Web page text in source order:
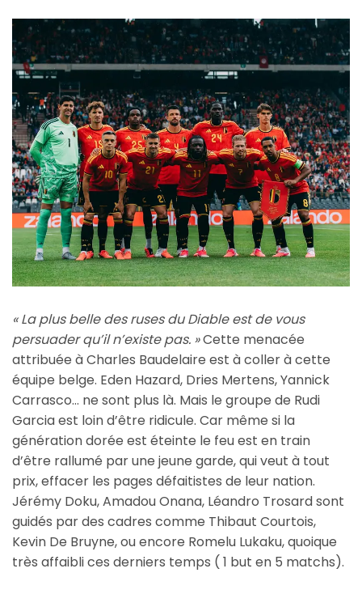
« La plus belle des ruses du Diable est de vous
persuader qu’il n’existe pas. »Cette menacée
attribuée à Charles Baudelaire est à coller à cette
équipe belge. Eden Hazard, Dries Mertens, Yannick
Carrasco… ne sont plus là. Mais le groupe de Rudi
Garcia est loin d’être ridicule. Car même si la
génération dorée est éteinte le feu est en train
d’être rallumé par une jeune garde, qui veut à tout
prix, effacer les pages défaitistes de leur nation.
Jérémy Doku, Amadou Onana, Léandro Trosard sont
guidés par des cadres comme Thibaut Courtois,
Kevin De Bruyne, ou encore Romelu Lukaku, quoique
très affaibli ces derniers temps ( 1 but en 5 matchs).